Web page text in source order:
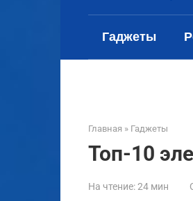
Гаджеты
Главная » Гаджеты
Топ-10
На чтение:24 мин